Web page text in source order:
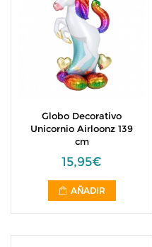
Globo Decorativo
Unicornio Airloonz 139
cm
15,95€
AÑADIR